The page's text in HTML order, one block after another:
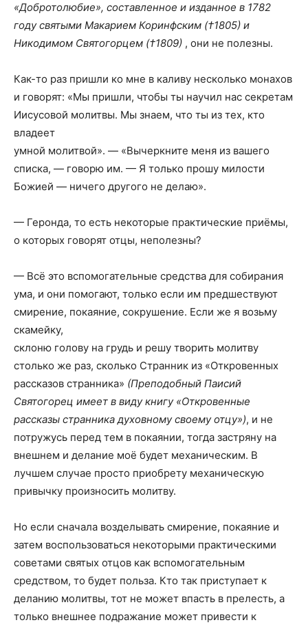
«Добротолюбие», составленное и изданное в 1782
году святыми Макарием Коринфским (†1805) и
Никодимом Святогорцем (†1809) , они не полезны.
Как-то раз пришли ко мне в каливу несколько монахов
и говорят: «Мы пришли, чтобы ты научил нас секретам
Иисусовой молитвы. Мы знаем, что ты из тех, кто
владеет
умной молитвой». — «Вычеркните меня из вашего
списка, — говорю им. — Я только прошу милости
Божией — ничего другого не делаю».
— Геронда, то есть некоторые практические приёмы,
о которых говорят отцы, неполезны?
— Всё это вспомогательные средства для собирания
ума, и они помогают, только если им предшествуют
смирение, покаяние, сокрушение. Если же я возьму
скамейку,
склоню голову на грудь и решу творить молитву
столько же раз, сколько Странник из «Откровенных
рассказов странника» (Преподобный Паисий
Святогорец имеет в виду книгу «Откровенные
рассказы странника духовному своему отцу»), и не
потружусь перед тем в покаянии, тогда застряну на
внешнем и делание моё будет механическим. В
лучшем случае просто приобрету механическую
привычку произносить молитву.
Но если сначала возделывать смирение, покаяние и
затем воспользоваться некоторыми практическими
советами святых отцов как вспомогательным
средством, то будет польза. Кто так приступает к
деланию молитвы, тот не может впасть в прелесть, а
только внешнее подражание может привести к